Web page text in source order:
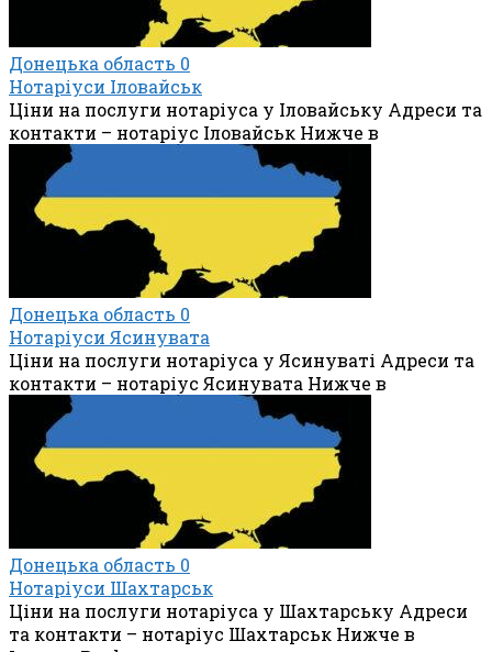
Донецька область 0
Нотаріуси Іловайськ
Ціни на послуги нотаріуса у Іловайську Адреси та
контакти – нотаріус Іловайськ Нижче в
Донецька область 0
Нотаріуси Ясинувата
Ціни на послуги нотаріуса у Ясинуваті Адреси та
контакти – нотаріус Ясинувата Нижче в
Донецька область 0
Нотаріуси Шахтарськ
Ціни на послуги нотаріуса у Шахтарську Адреси
та контакти – нотаріус Шахтарськ Нижче в